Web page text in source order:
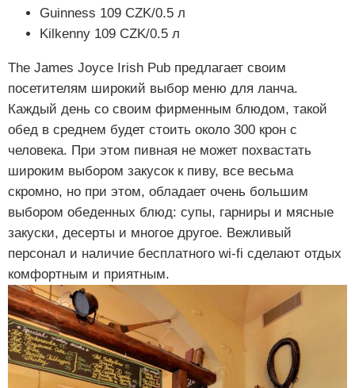
Guinness 109 CZK/0.5 л
Kilkenny 109 CZK/0.5 л
The James Joyce Irish Pub предлагает своим
посетителям широкий выбор меню для ланча.
Каждый день со своим фирменным блюдом, такой
обед в среднем будет стоить около 300 крон с
человека. При этом пивная не может похвастать
широким выбором закусок к пиву, все весьма
скромно, но при этом, обладает очень большим
выбором обеденных блюд: супы, гарниры и мясные
закуски, десерты и многое другое. Вежливый
персонал и наличие бесплатного wi-fi сделают отдых
комфортным и приятным.